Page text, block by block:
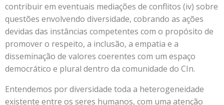
contribuir em eventuais mediações de conflitos (iv) sobre
questões envolvendo diversidade, cobrando as ações
devidas das instâncias competentes com o propósito de
promover o respeito, a inclusão, a empatia e a
disseminação de valores coerentes com um espaço
democrático e plural dentro da comunidade do CIn.
Entendemos por diversidade toda a heterogeneidade
existente entre os seres humanos, com uma atenção